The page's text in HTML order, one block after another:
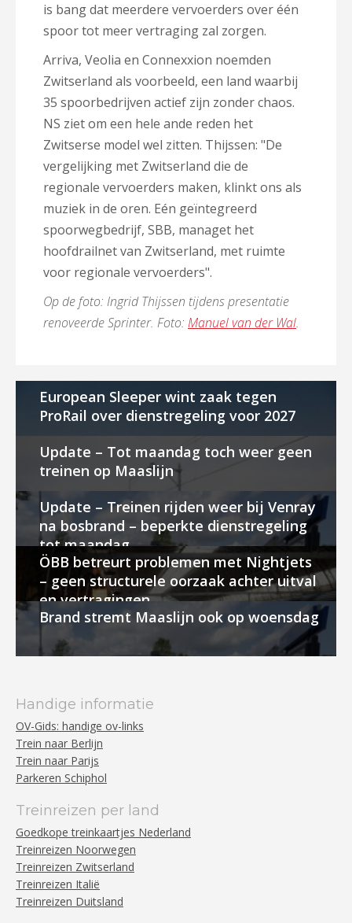
is bang dat meerdere vervoerders over één
spoor tot meer vertraging zal zorgen.
Arriva, Veolia en Connexxion noemden
Zwitserland als voorbeeld, een land waarbij
35 spoorbedrijven actief zijn zonder chaos.
NS ziet om een hele ande reden het
Zwitserse model wel zitten. Thijssen: "De
vergelijking met Zwitserland die de
regionale vervoerders maken, klinkt ons als
muziek in de oren. Eén geïntegreerd
spoorwegbedrijf, SBB, managet het
hoofdrailnet van Zwitserland, met ruimte
voor regionale vervoerders".
Op de foto: Ingrid Thijssen tijdens presentatie
renoveerde Sprinter. Foto: Manuel van der Wal.
European Sleeper wint zaak tegen
ProRail over dienstregeling voor 2027
Update – Tot maandag toch weer geen
treinen op Maaslijn
Update – Treinen rijden weer bij Venray
na bosbrand – beperkte dienstregeling
tot maandag
ÖBB betreurt problemen met Nightjets
– geen structurele oorzaak achter uitval
en vertragingen
Brand stremt Maaslijn ook op woensdag
Handige informatie
OV-Gids: handige ov-links
Trein naar Berlijn
Trein naar Parijs
Parkeren Schiphol
Treinreizen per land
Goedkope treinkaartjes Nederland
Treinreizen Noorwegen
Treinreizen Zwitserland
Treinreizen Italië
Treinreizen Duitsland